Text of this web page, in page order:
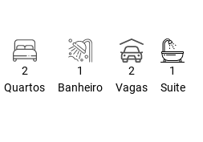
2
Quartos
1
Banheiro
2
Vagas
1
Suite